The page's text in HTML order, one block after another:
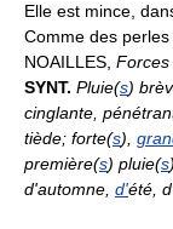
Elle est mince,
Comme des
NOAILLES, Forces
SYNT. Pluie(s)
cinglante,
tiède; forte(s),
première(s) pluie(s
d'automne, d'été,